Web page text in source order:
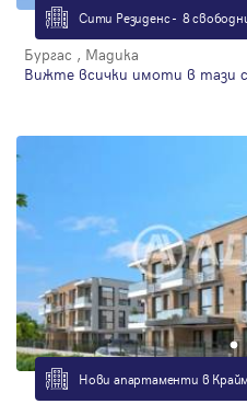
Сити Резиденс - 8
Бургас , Мадика
Вижте всички имоти в тази
Нови апартаменти в